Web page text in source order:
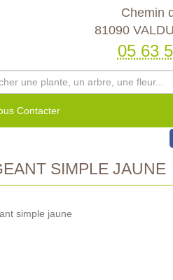
Chemin
81090
05 63
Contacter
SIMPLE JAUNE
simple jaune